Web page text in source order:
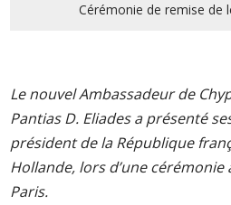
Cérémonie de remise de
Le nouvel Ambassadeur de
Pantias D. Eliades a présenté
président de la République
Hollande, lors d’une cérémonie
Paris.